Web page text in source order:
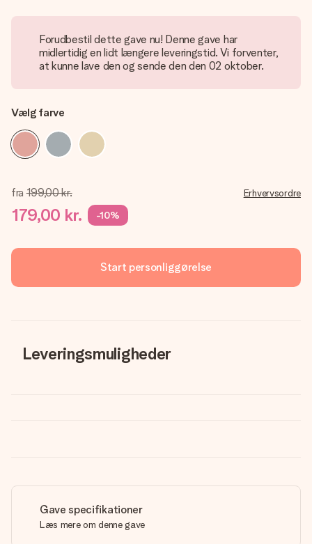
Forudbestil dette gave nu! Denne gave har
midlertidig en lidt længere leveringstid. Vi forventer,
at kunne lave den og sende den den 02 oktober.
Vælg farve
fra 199,00 kr.
179,00 kr. -10%
Erhvervsordre
Start personliggørelse
Leveringsmuligheder
Gave specifikationer
Læs mere om denne gave